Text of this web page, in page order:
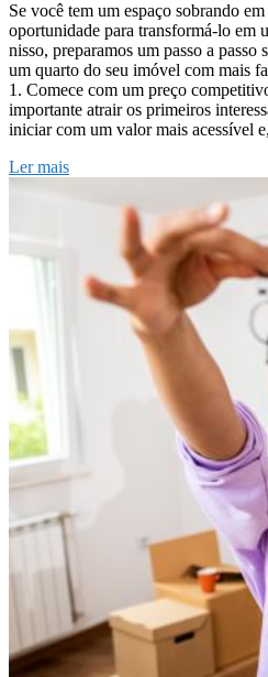
Se você tem um espaço sobrando
oportunidade para transformá-lo em
nisso, preparamos um passo a passo
um quarto do seu imóvel com mais
1. Comece com um preço
importante atrair os primeiros
iniciar com um valor mais acessível
Ler mais